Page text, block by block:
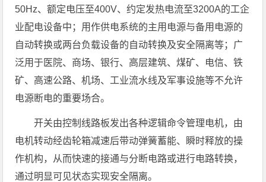
50Hz、额定电压至400V、约定发热电流至3200A的工企
业配电设备中；用作供电系统的主用电源与备用电源的
自动转换或两台负载设备的自动转换及安全隔离等；广
泛用于医院、商场、银行、高层建筑、煤矿、电信、铁
矿、高速公路、机场、工业流水线及军事设施等不允许
电源断电的重要场合。
开关由控制线路板发出各种逻辑命令管理电机，由
电机转动经齿轮箱减速后带动弹簧蓄能、瞬时释放的操
作机构，从而快速的接通与分断电路或进行电路转换，
通过明显可见状态实现安全隔离。